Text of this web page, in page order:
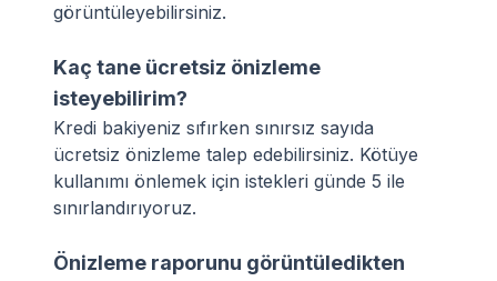
görüntüleyebilirsiniz.
Kaç tane ücretsiz önizleme
isteyebilirim?
Kredi bakiyeniz sıfırken sınırsız sayıda
ücretsiz önizleme talep edebilirsiniz. Kötüye
kullanımı önlemek için istekleri günde 5 ile
sınırlandırıyoruz.
Önizleme raporunu görüntüledikten